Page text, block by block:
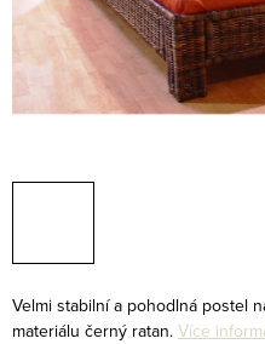
Velmi stabilní a pohodlná postel
materiálu černý ratan. Více